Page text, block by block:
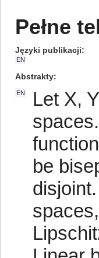
Pełne
Języki publikacji
EN
Abstrakty
EN
Let X,
be